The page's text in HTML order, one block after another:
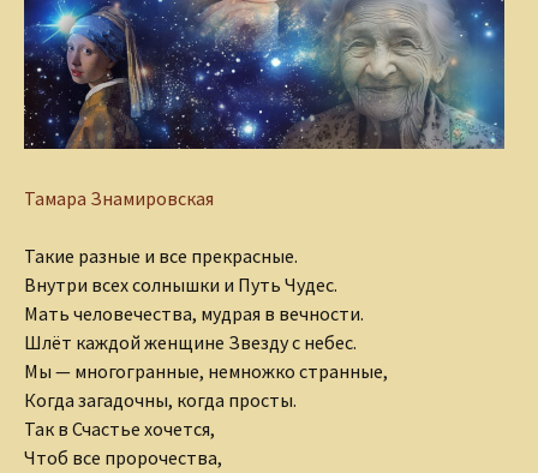
Тамара Знамировская
Такие разные и все прекрасные.
Внутри всех солнышки и Путь Чудес.
Мать человечества, мудрая в вечности.
Шлёт каждой женщине Звезду с небес.
Мы — многогранные, немножко странные,
Когда загадочны, когда просты.
Так в Счастье хочется,
Чтоб все пророчества,